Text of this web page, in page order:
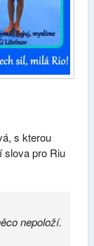
s kterou
slova pro Riu
nepoloží.